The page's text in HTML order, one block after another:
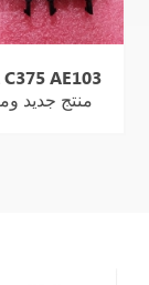
AE103
منتج جديد